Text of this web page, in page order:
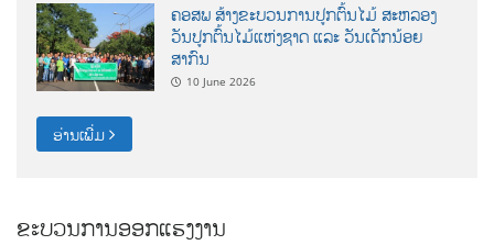
ຄອສພ ສ້າງຂະບວນການປູກຕົ້ນໄມ້ ສະຫລອງ
ວັນປູກຕົ້ນໄມ້ແຫ່ງຊາດ ແລະ ວັນເດັກນ້ອຍ
ສາກົນ
10 June 2026
ອ່ານເພີ່ມ
ຂະບວນການອອກແຮງງານ